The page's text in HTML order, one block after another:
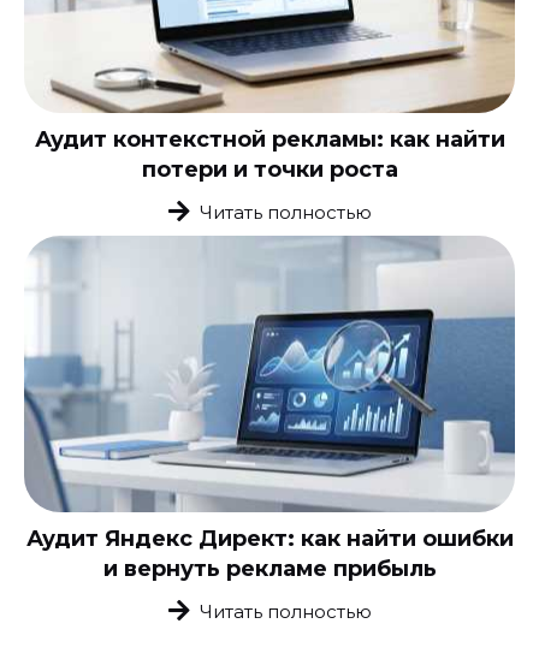
Аудит контекстной рекламы: как найти
потери и точки роста
Читать полностью
Аудит Яндекс Директ: как найти ошибки
и вернуть рекламе прибыль
Читать полностью